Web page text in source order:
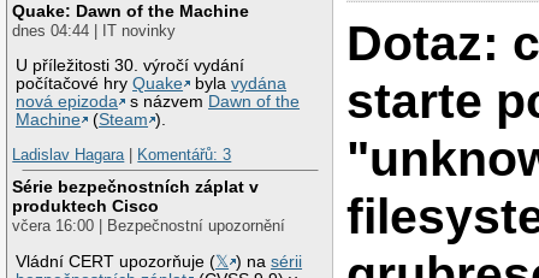
Quake: Dawn of the Machine
dnes 04:44 | IT novinky
U příležitosti 30. výročí vydání
počítačové hryQuake bylavydána
nová epizoda
s názvem Dawn of the
Machine
(Steam ).
Ladislav Hagara| Komentářů: 3
Série bezpečnostních záplat v
produktech Cisco
včera 16:00 | Bezpečnostní upozornění
Vládní CERT upozorňuje (𝕏 ) nasérii
Dotaz:
starte